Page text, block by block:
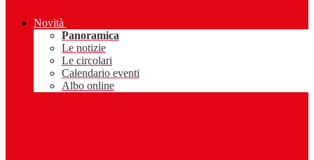
Novità
Panoramica
Le notizie
Le circolari
Calendario eventi
Albo online